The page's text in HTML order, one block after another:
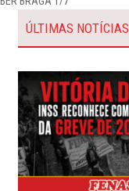
ÚLTIMAS NOTÍCIAS